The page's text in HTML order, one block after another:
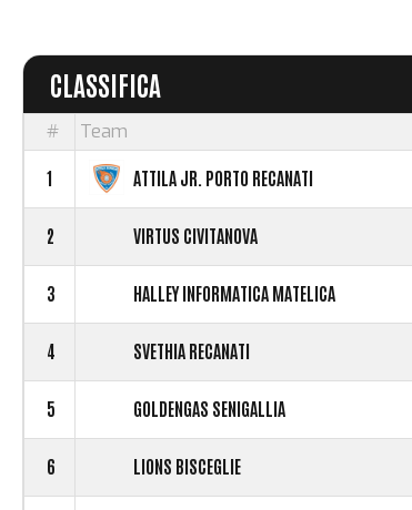
CLASSIFICA
# Team
1 ATTILA JR. PORTO RECANATI
2 VIRTUS CIVITANOVA
3 HALLEY INFORMATICA MATELICA
4 SVETHIA RECANATI
5 GOLDENGAS SENIGALLIA
6 LIONS BISCEGLIE